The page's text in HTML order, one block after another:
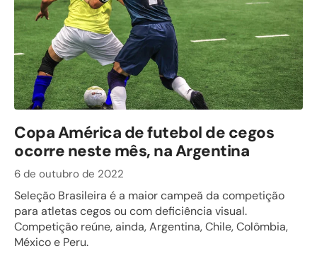
Copa América de futebol de cegos
ocorre neste mês, na Argentina
6 de outubro de 2022
Seleção Brasileira é a maior campeã da competição
para atletas cegos ou com deficiência visual.
Competição reúne, ainda, Argentina, Chile, Colômbia,
México e Peru.